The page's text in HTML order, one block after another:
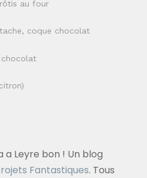
au four
coque chocolat
chocolat
a Leyre bon ! Un blog
Fantastiques. Tous